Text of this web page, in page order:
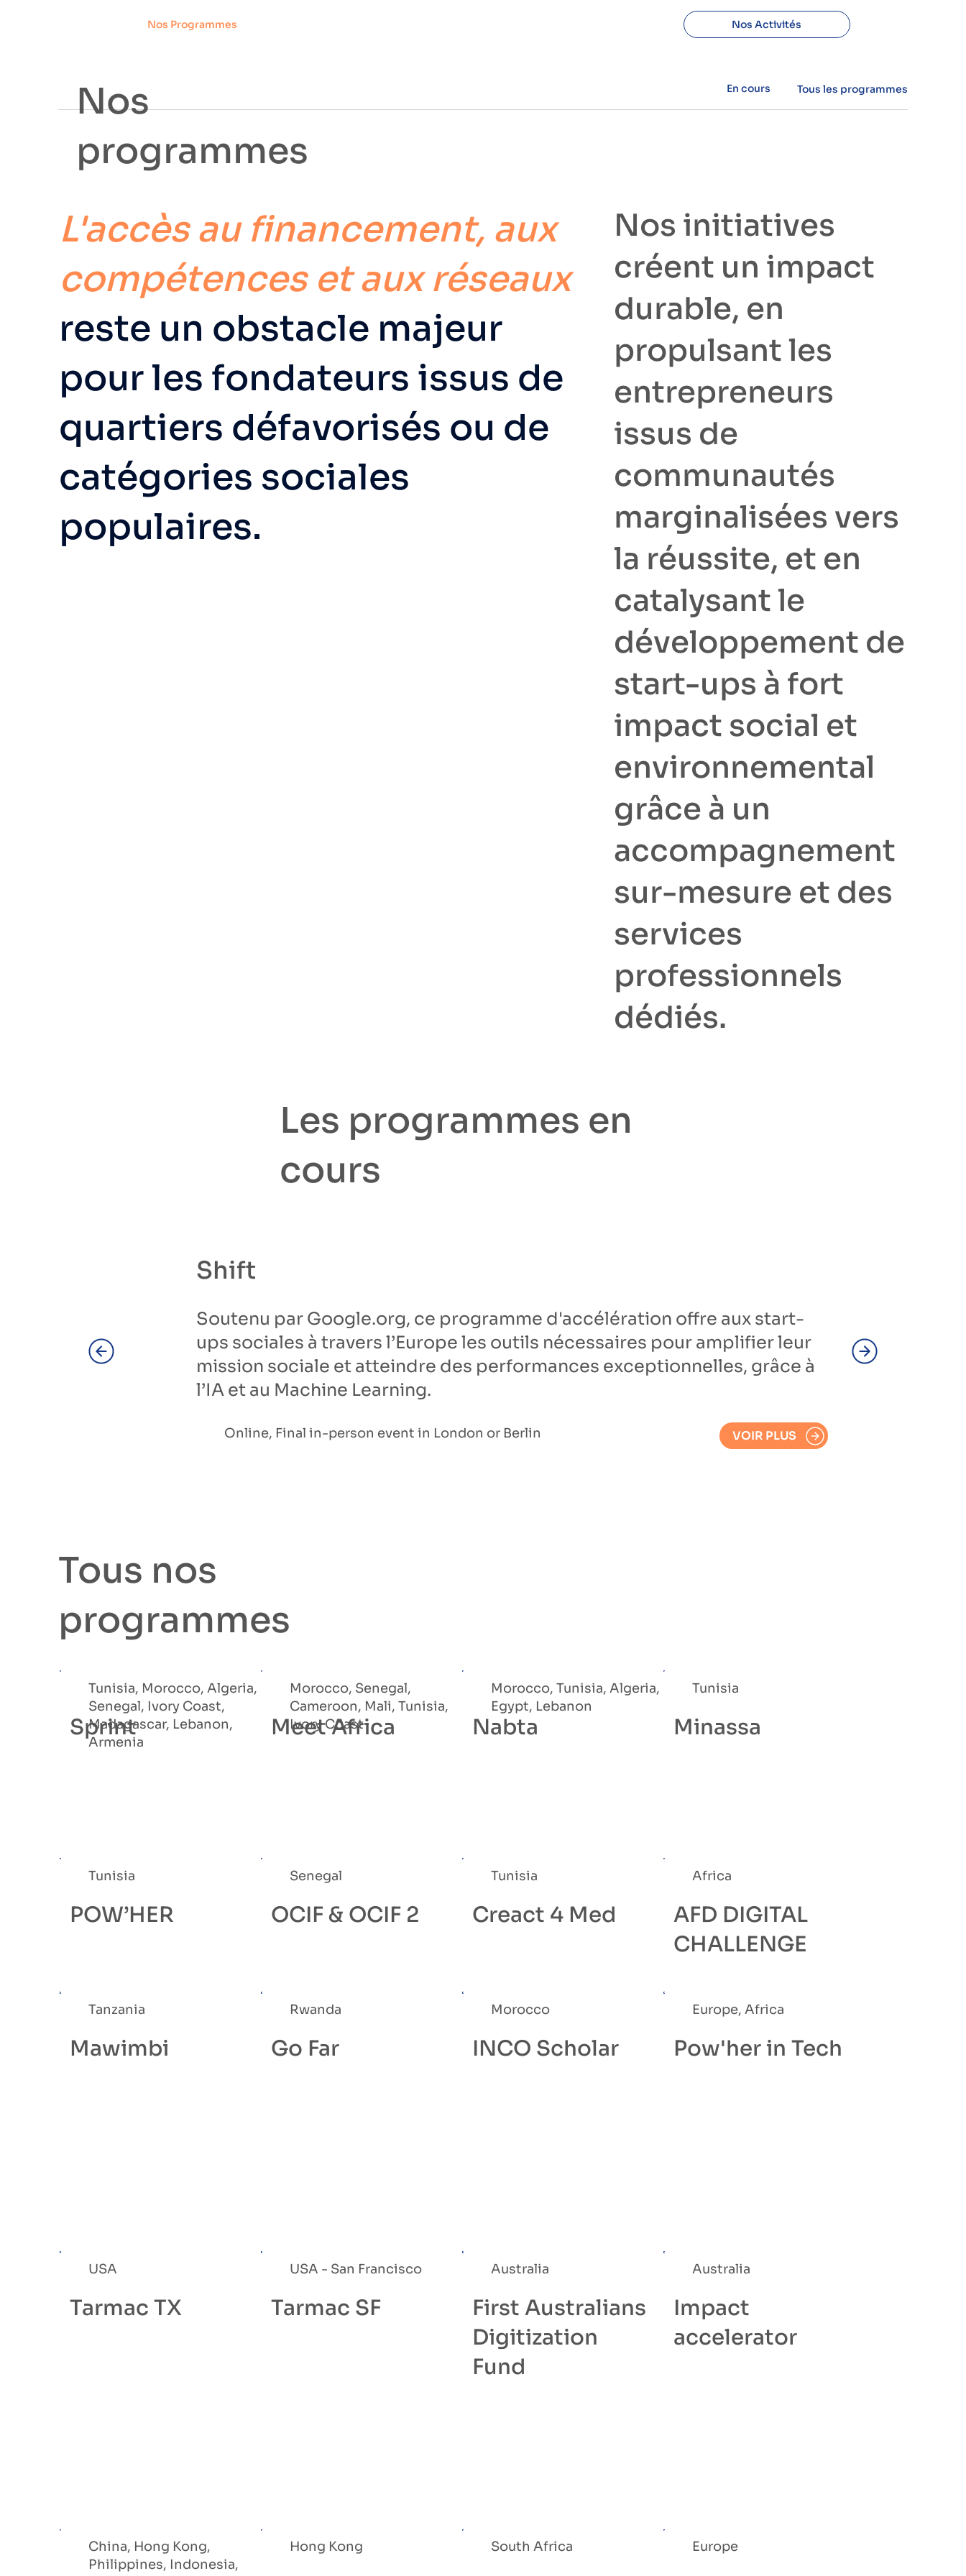
Nos Programmes Nos Activités
Nos
programmes
En cours Tous les programmes
L'accès au financement, aux
compétences et aux réseaux
reste un obstacle majeur
pour les fondateurs issus de
quartiers défavorisés ou de
catégories sociales
populaires.
Nos initiatives
créent un impact
durable, en
propulsant les
entrepreneurs
issus de
communautés
marginalisées vers
la réussite, et en
catalysant le
développement de
start-ups à fort
impact social et
environnemental
grâce à un
accompagnement
sur-mesure et des
services
professionnels
dédiés.
Les programmes en
cours
Shift
Soutenu par Google.org, ce programme d'accélération offre aux start-
ups sociales à travers l’Europe les outils nécessaires pour amplifier leur
mission sociale et atteindre des performances exceptionnelles, grâce à
l’IA et au Machine Learning.
Online, Final in-person event in London or Berlin VOIR PLUS
Tous nos
programmes
Tunisia, Morocco, Algeria,
Senegal, Ivory Coast,
Madagascar, Lebanon,
Armenia
Sprint
Morocco, Senegal,
Cameroon, Mali, Tunisia,
Ivory Coast
Meet Africa
Morocco, Tunisia, Algeria,
Egypt, Lebanon
Nabta
Tunisia
Minassa
Tunisia
POW’HER
Senegal
OCIF & OCIF 2
Tunisia
Creact 4 Med
Africa
AFD DIGITAL
CHALLENGE
Tanzania
Mawimbi
Rwanda
Go Far
Morocco
INCO Scholar
Europe, Africa
Pow'her in Tech
USA
Tarmac TX
USA - San Francisco
Tarmac SF
Australia
First Australians
Digitization
Fund
Australia
Impact
accelerator
China, Hong Kong,
Philippines, Indonesia,
Hong Kong South Africa Europe